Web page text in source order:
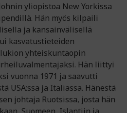
yliopistoa New Yorkissa
Hän myös kilpaili
ja kansainvälisellä
kasvatustieteiden
yhteiskuntaopin
Hän liittyi
vuonna 1971 ja saavutti
USA:ssa ja Italiassa. Hänestä
johtaja Ruotsissa, josta hän
Suomeen, Islantiin ja